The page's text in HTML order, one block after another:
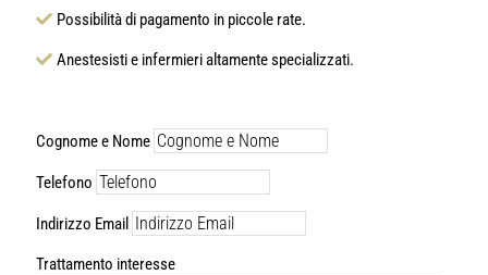
Possibilità di pagamento in piccole rate.
Anestesisti e infermieri altamente specializzati.
Cognome e Nome
Telefono
Indirizzo Email
Trattamento interesse